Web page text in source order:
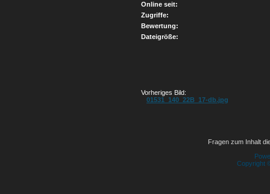
Online seit:
Zugriffe:
Bewertung:
Dateigröße:
Vorheriges Bild:
01531_140_22B_17-db.jpg
Fragen zum Inhalt
Copyright